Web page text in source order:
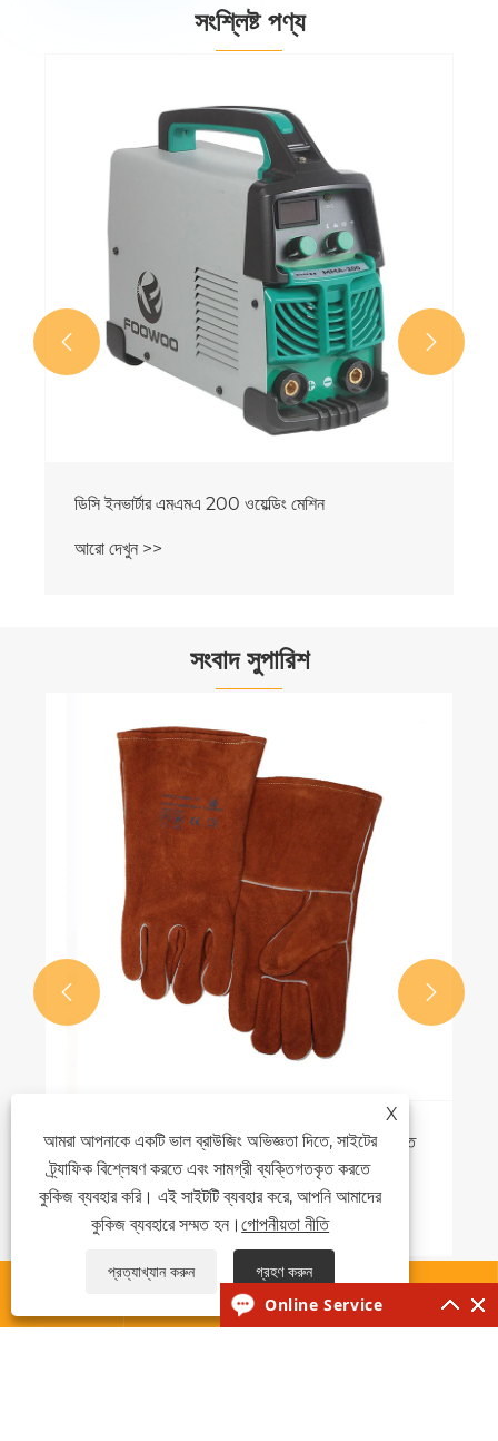
সংশ্লিষ্ট পণ্য
ডিসি ইনভার্টার এমএমএ 200 ওয়েল্ডিং মেশিন
আরো দেখুন >>
 
সংবাদ সুপারিশ
স্টিক ওয়েল্ডিং গ্লাভস কিভাবে নিরাপত্তা এবং কর্মক্ষমতা উন্নত
করে?
আরো দেখুন >>
 
আমাদের সম্পর্কে

X
আমরা আপনাকে একটি ভাল ব্রাউজিং অভিজ্ঞতা দিতে, সাইটের
ট্র্যাফিক বিশ্লেষণ করতে এবং সামগ্রী ব্যক্তিগতকৃত করতে
কুকিজ ব্যবহার করি। এই সাইটটি ব্যবহার করে, আপনি আমাদের
কুকিজ ব্যবহারে সম্মত হন।গোপনীয়তা নীতি
প্রত্যাখ্যান করুন গ্রহণ করুন
Online Service